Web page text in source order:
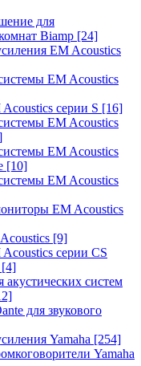
для
Biamp [24]
EM Acoustics
EM Acoustics
серии S [16]
EM Acoustics
EM Acoustics
[10]
EM Acoustics
EM Acoustics
[9]
серии CS
[4]
акустических систем
для звукового
Yamaha [254]
Yamaha